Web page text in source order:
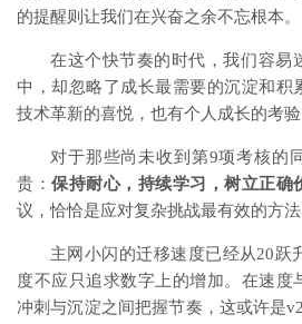
的提醒则让我们在兴奋之余不忘根本。
在这个快节奏的时代，我们容易
中，却忽略了成长最需要的沉淀和积
技术革新的喜悦，也有个人成长的考验
对于那些尚未收到第9项考核的
贵： 保持耐心，持续学习，树立正确
议，恰恰是应对复杂挑战最有效的方法
主网小闪的迁移速度已经从20跃
度不应只追求数字上的增加。在速度
冲刺与沉淀之间把握节奏，这或许是